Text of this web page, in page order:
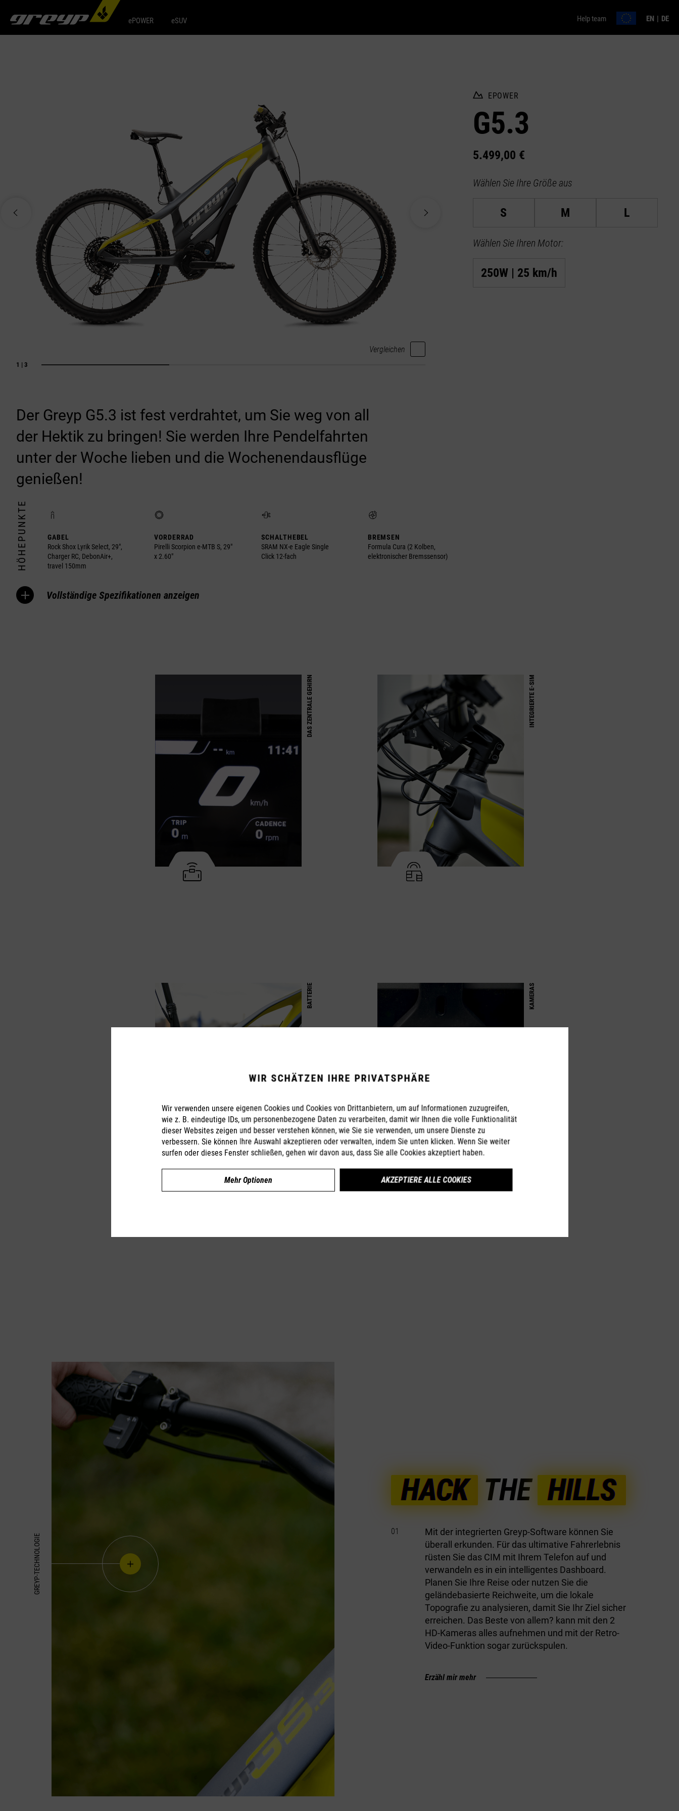
ePOWER eSUV Help team EN DE
Vergleichen
1 | 3
EPOWER
G5.3
5.499,00 €
Wählen Sie Ihre Größe aus
S M L
Wählen Sie Ihren Motor:
250W | 25 km/h
Der Greyp G5.3 ist fest verdrahtet, um Sie weg von all
der Hektik zu bringen! Sie werden Ihre Pendelfahrten
unter der Woche lieben und die Wochenendausflüge
genießen!
HÖHEPUNKTE
GABEL
Rock Shox Lyrik Select, 29",
Charger RC, DebonAir+,
travel 150mm
VORDERRAD
Pirelli Scorpion e-MTB S, 29"
x 2.60"
SCHALTHEBEL
SRAM NX-e Eagle Single
Click 12-fach
BREMSEN
Formula Cura (2 Kolben,
elektronischer Bremssensor)
Vollständige Spezifikationen anzeigen
DAS ZENTRALE GEHIRN INTEGRIERTE E-SIM
BATTERIE KAMERAS
GREYP-TECHNOLOGIE
HACK THE HILLS
Mit der integrierten Greyp-Software können Sie
überall erkunden. Für das ultimative Fahrerlebnis
rüsten Sie das CIM mit Ihrem Telefon auf und
verwandeln es in ein intelligentes Dashboard.
Planen Sie Ihre Reise oder nutzen Sie die
geländebasierte Reichweite, um die lokale
Topografie zu analysieren, damit Sie Ihr Ziel sicher
erreichen. Das Beste von allem? kann mit den 2
HD-Kameras alles aufnehmen und mit der Retro-
Video-Funktion sogar zurückspulen.
Erzähl mir mehr
WIR SCHÄTZEN IHRE PRIVATSPHÄRE
Wir verwenden unsere eigenen Cookies und Cookies von Drittanbietern, um auf Informationen zuzugreifen,
wie z. B. eindeutige IDs, um personenbezogene Daten zu verarbeiten, damit wir Ihnen die volle Funktionalität
dieser Websites zeigen und besser verstehen können, wie Sie sie verwenden, um unsere Dienste zu
verbessern. Sie können Ihre Auswahl akzeptieren oder verwalten, indem Sie unten klicken. Wenn Sie weiter
surfen oder dieses Fenster schließen, gehen wir davon aus, dass Sie alle Cookies akzeptiert haben.
Mehr Optionen AKZEPTIERE ALLE COOKIES